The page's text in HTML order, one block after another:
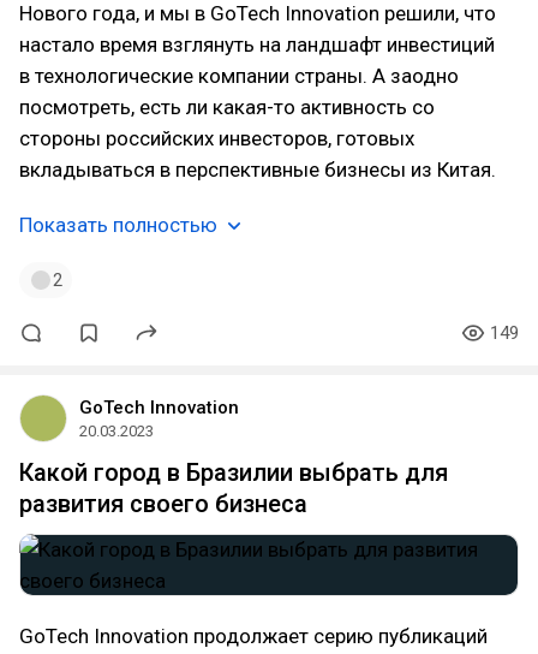
Нового года, и мы в GoTech Innovation решили, что
настало время взглянуть на ландшафт инвестиций
в технологические компании страны. А заодно
посмотреть, есть ли какая-то активность со
стороны российских инвесторов, готовых
вкладываться в перспективные бизнесы из Китая.
Показать полностью
2
149
GoTech Innovation
20.03.2023
Какой город в Бразилии выбрать для
развития своего бизнеса
GoTech Innovation продолжает серию публикаций